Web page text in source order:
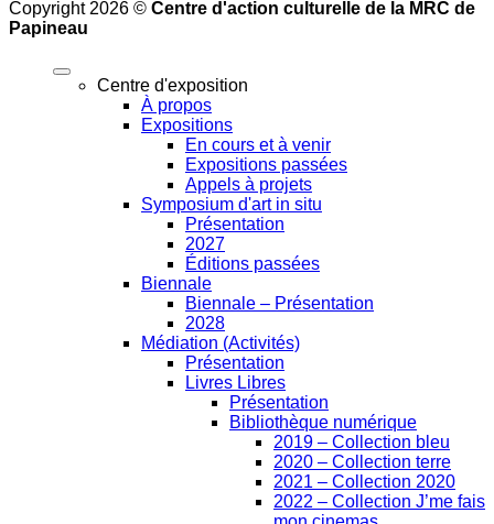
Copyright 2026 © Centre d'action culturelle de la MRC de
Papineau
Centre d'exposition
À propos
Expositions
En cours et à venir
Expositions passées
Appels à projets
Symposium d'art in situ
Présentation
2027
Éditions passées
Biennale
Biennale – Présentation
2028
Médiation (Activités)
Présentation
Livres Libres
Présentation
Bibliothèque numérique
2019 – Collection bleu
2020 – Collection terre
2021 – Collection 2020
2022 – Collection J’me fais